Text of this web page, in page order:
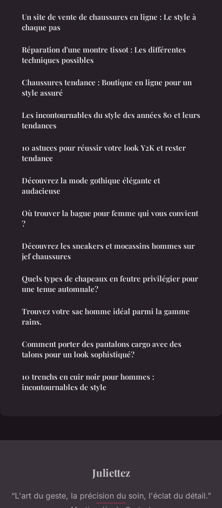
Un site de vente de chaussures en ligne : Le style à
chaque pas
Réparation d'une montre tissot : Les différentes
techniques possibles
Chaussures tendance : Boutique en ligne pour un
style assuré
Les incontournables du style des années 80 et leurs
tendances
10 astuces pour réussir votre look Y2K et rester
tendance
Découvrez la mode gothique élégante et
audacieuse
Où trouver la bague pour femme qui vous convient
?
Découvrez les sneakers et mocassins hommes sur
jef chaussures
Quels types de chapeaux en feutre privilégier pour
une tenue automnale?
Trouvez votre sac homme idéal parmi la gamme
rains.
Comment porter des pantalons cargo avec des
talons pour un look sophistiqué?
10 trenchs en cuir noir pour hommes :
incontournables de style
Juliettez
“L'art du geste, la précision du soin, l'éclat du détail.”